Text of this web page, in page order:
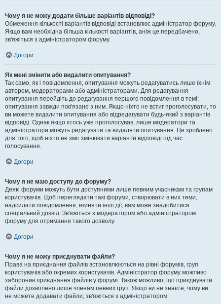
Чому я не можу додати більше варіантів відповіді?
Обмеження кількості варіантів відповіді встановлює адміністратор форуму.
Якщо вам необхідна більша кількості варіантів, аніж це передбачено,
зв'яжіться з адміністратором форуму.
Догори
Як мені змінити або видалити опитування?
Так само, як і повідомлення, опитування можуть редагуватись лише їхнім
автором, модераторами або адміністраторами. Для редагування
опитування перейдіть до редагування першого повідомлення в темі;
опитування завжди пов'язане з ним. Якщо ніхто не встиг проголосувати, то
ви можете видалити опитування або відредагувати будь-який з варіантів
відповіді. Однак якщо хтось уже проголосував, лише модератори та
адміністратори можуть редагувати та видаляти опитування. Це зроблено
для того, щоб ніхто не зміг змінювати варіанти відповіді під час
голосування.
Догори
Чому я не маю доступу до форуму?
Деякі форуми можуть бути доступними лише певним учасникам та групам
користувачів. Щоб переглядати такі форуми, створювати в них теми,
надсилати повідомлення, вчиняти інші дії, вам може знадобитися
спеціальний дозвіл. Зв'яжіться з модератором або адміністратором
форуму для отримання такого дозволу.
Догори
Чому я не можу приєднувати файли?
Права на приєднання файлів встановлюються на рівні форумів, груп
користувачів або окремих користувачів. Адміністратор форуму можливо
заборонив приєднання файлів у форумі. Також можливо, що приєднувати
файли дозволено лише членам певних груп. Якщо ви не знаєте, чому ви
не можете додавати файли, зв'яжіться з адміністратором.